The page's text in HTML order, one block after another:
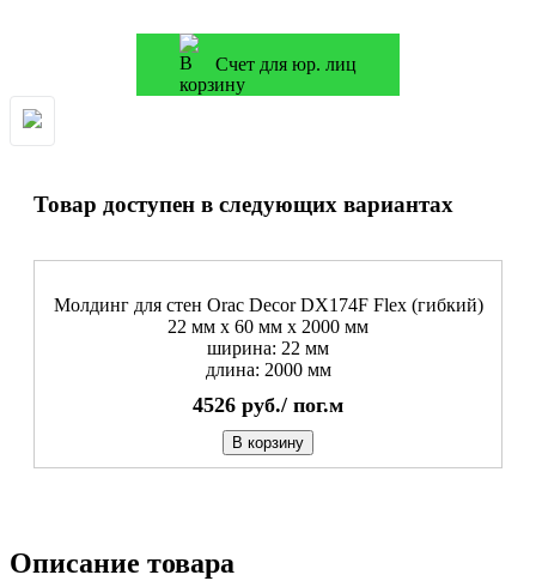
Счет для юр. лиц
Товар доступен в следующих вариантах
Молдинг для стен Orac Decor DX174F Flex (гибкий)
22 мм х 60 мм х 2000 мм
ширина: 22 мм
длина: 2000 мм
4526 руб./ пог.м
В корзину
Описание товара